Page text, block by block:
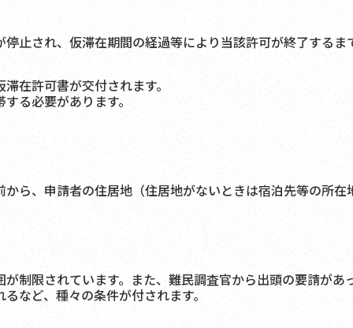
され、仮滞在期間の経過等により当該許可が終了するま
在許可書が交付されます。
る必要があります。
ら、申請者の住居地（住居地がないときは宿泊先等の所
限されています。また、難民調査官から出頭の要請があ
など、種々の条件が付されます。